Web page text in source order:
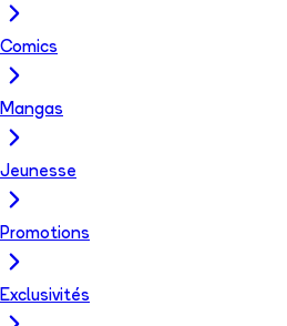
Comics
Mangas
Jeunesse
Promotions
Exclusivités